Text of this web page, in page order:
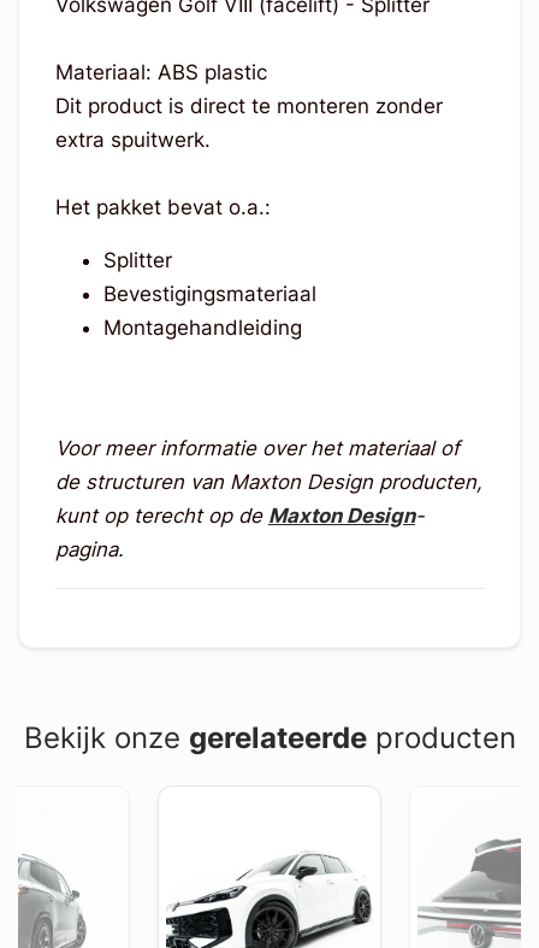
Materiaal: ABS plastic
Dit product is direct te monteren zonder
extra spuitwerk.
Het pakket bevat o.a.:
Splitter
Bevestigingsmateriaal
Montagehandleiding
Voor meer informatie over het materiaal of
de structuren van Maxton Design producten,
kunt op terecht op de Maxton Design-
pagina.
Bekijk onze gerelateerdeproducten